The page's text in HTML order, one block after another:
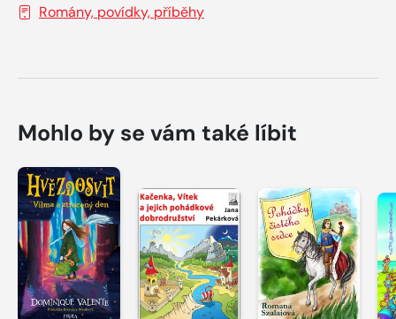
Romány, povídky, příběhy
Mohlo by se vám také líbit